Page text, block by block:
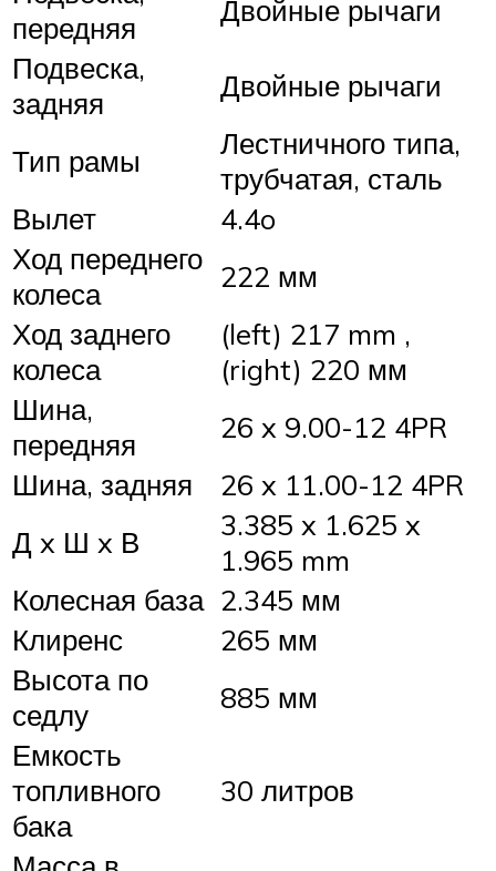
передняя
Двойные рычаги
Подвеска,
задняя
Двойные рычаги
Тип рамы
Лестничного типа,
трубчатая, сталь
Вылет
4.4o
Ход переднего
колеса
222 мм
Ход заднего
колеса
(left) 217 mm ,
(right) 220 мм
Шина,
передняя
26 x 9.00-12 4PR
Шина, задняя
26 x 11.00-12 4PR
Д x Ш x В
3.385 x 1.625 x
1.965 mm
Колесная база 2.345 мм
Клиренс
265 мм
Высота по
седлу
885 мм
Емкость
топливного
бака
30 литров